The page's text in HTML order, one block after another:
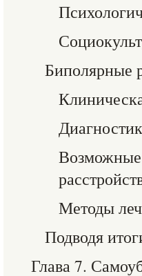
Биполярные
Методы
Подводя
Глава 7.